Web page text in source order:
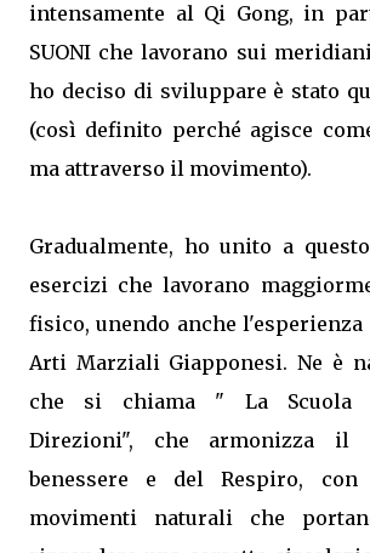
intensamente al Qi Gong, in
SUONI che lavorano sui
ho deciso di sviluppare è stato
(così definito perché agisce
ma attraverso il movimento).
Gradualmente, ho unito a
esercizi che lavorano
fisico, unendo anche
Arti Marziali Giapponesi. Ne è
che si chiama " La Scuola
Direzioni", che armonizza il
benessere e del Respiro,
movimenti naturali che